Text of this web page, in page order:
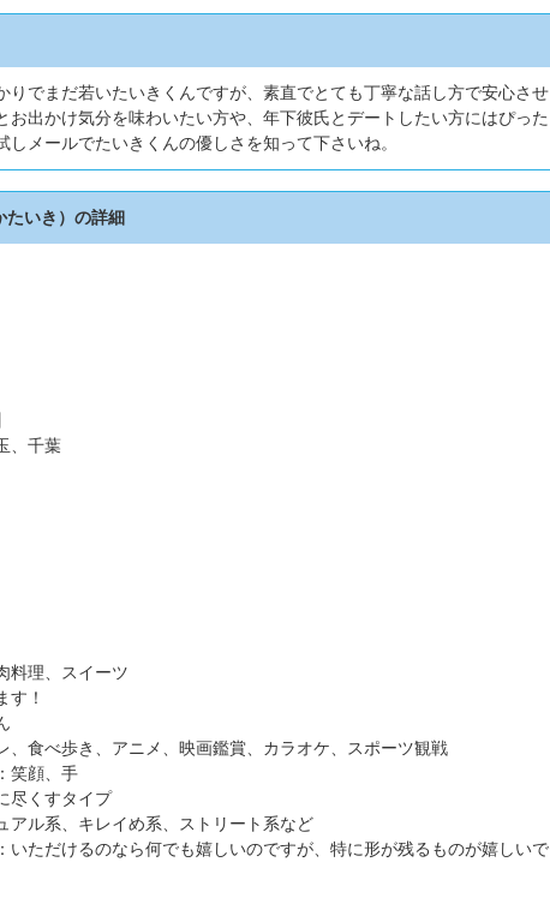
りでまだ若いたいきくんですが、素直でとても丁寧な話し方で安心させ
お出かけ気分を味わいたい方や、年下彼氏とデートしたい方にはぴった
しメールでたいきくんの優しさを知って下さいね。
たいき）の詳細
、千葉
料理、スイーツ
す！
、食べ歩き、アニメ、映画鑑賞、カラオケ、スポーツ観戦
笑顔、手
尽くすタイプ
アル系、キレイめ系、ストリート系など
いただけるのなら何でも嬉しいのですが、特に形が残るものが嬉しいで